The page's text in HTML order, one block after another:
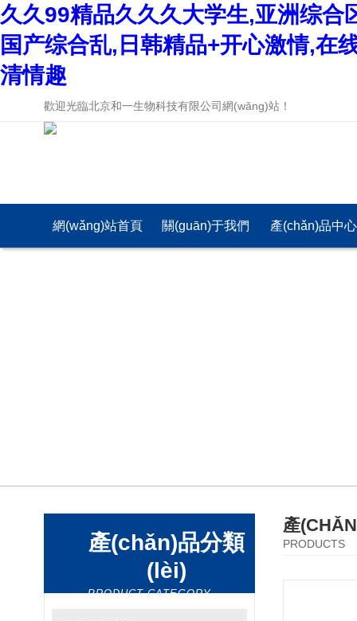
久久99精品久久久大学生,亚洲综
国产综合乱,日韩精品+开心激情,在
清情趣
歡迎光臨北京和一生物科技有限公司網(wǎng)站！
網(wǎng)站首頁 關(guān)于我們 產(chǎn)品中心
產(chǎn)品分類
(lèi)
PRODUCT CATEGORY
產
PRODUCTS